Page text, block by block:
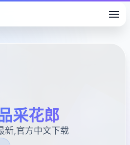
采花郎
新,官方中文下载